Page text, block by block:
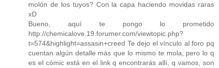
molón de los tuyos? Con la capa haciendo movidas raras
xD
Bueno, aquí te pongo lo prometido
http://chemicalove.19.forumer.com/viewtopic.php?
t=574&highlight=assasin+creed Te dejo el vínculo al foro pq
cuentan algún detalle más que lo mismo te mola, pero lo q
es el cómic está en el link q encontrarás allí, q vamos, son